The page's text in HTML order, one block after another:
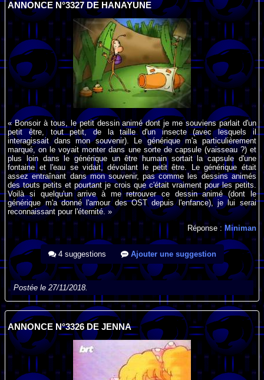
ANNONCE N°3327 DE HANAYUNE
« Bonsoir à tous, le petit dessin animé dont je me souviens parlait d'un
petit être, tout petit, de la taille d'un insecte (avec lesquels il
interagissait dans mon souvenir). Le générique m'a particulièrement
marqué, on le voyait monter dans une sorte de capsule (vaisseau ?) et
plus loin dans le générique un être humain sortait la capsule d'une
fontaine et l'eau se vidait, dévoilant le petit être. Le générique était
assez entraînant dans mon souvenir, pas comme les dessins animés
des touts petits et pourtant je crois que c'était vraiment pour les petits.
Voilà si quelqu'un arrive à me retrouver ce dessin animé (dont le
générique m'a donné l'amour des OST depuis l'enfance), je lui serai
reconnaissant pour l'éternité. »
Réponse : Miniman
4 suggestions Ajouter une suggestion
Postée le 27/11/2018.
ANNONCE N°3326 DE JENNA